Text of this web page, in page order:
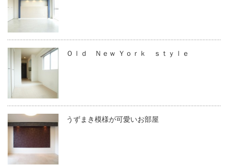
Ｏｌｄ Ｎｅｗ Ｙｏｒｋ ｓｔｙｌｅ
うずまき模様が可愛いお部屋